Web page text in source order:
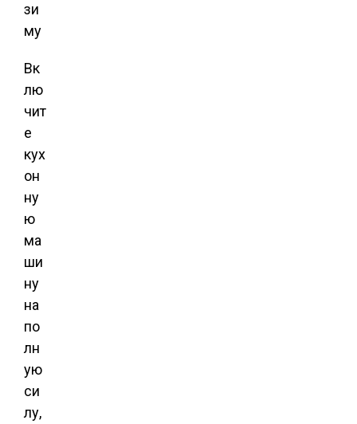
Вк
лю
чит
е
кух
он
ну
ю
ма
ши
ну
на
по
лн
ую
си
лу,